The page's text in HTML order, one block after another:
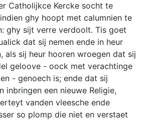
Catholijkce Kercke socht te
ghy hoopt met calumnien te
ghy sijt verre verdoolt. Tis goet
dat sij nemen ende in heur
als sij heur hooren wroegen dat sij
geloove - oock met verachtinge
- genoech is; ende dat sij
inbringen een nieuwe Religie,
vanden vleesche ende
so plomp die niet en verstaet